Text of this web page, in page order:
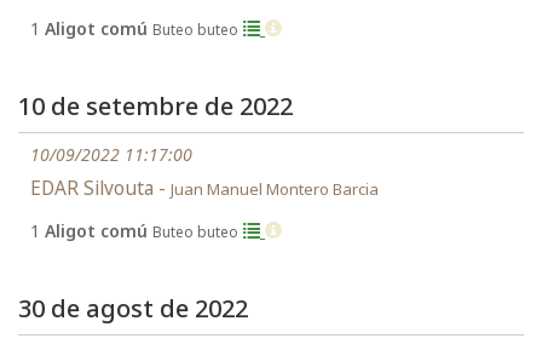
1 Aligot comú Buteo buteo
10 de setembre de 2022
10/09/2022 11:17:00
EDAR Silvouta - Juan Manuel Montero Barcia
1 Aligot comú Buteo buteo
30 de agost de 2022